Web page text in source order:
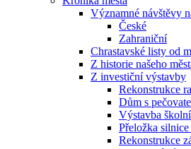
Významné návštěvy
České
Zahraniční
Chrastavské listy od
Z historie našeho
Z investiční výstavby
Rekonstrukce
Dům s
Výstavba
Přeložka silnice
Rekonstrukce